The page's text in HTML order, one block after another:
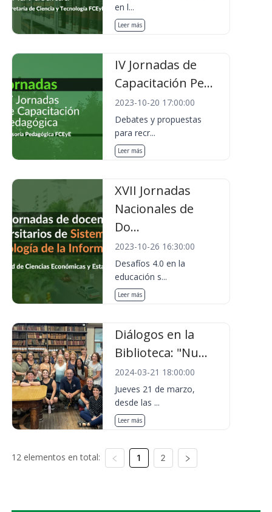
en l...
Leer más
IV Jornadas de
Capacitación Pe...
2023-10-20 17:00:00
Debates y propuestas
para recr...
Leer más
XVII Jornadas
Nacionales de
Do...
2023-10-26 16:30:00
Desafíos 4.0 en la
educación s...
Leer más
Diálogos en la
Biblioteca: "Nu...
2024-03-21 18:00:00
Jueves 21 de marzo,
desde las ...
Leer más
12 elementos en total: 1 2